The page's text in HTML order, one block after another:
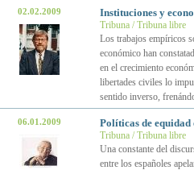
02.02.2009 Instituciones y
Tribuna / Tribuna libre
Los trabajos empíricos
económico han
en el crecimiento
libertades civiles lo
sentido inverso,
06.01.2009 Políticas de
Tribuna / Tribuna libre
Una constante del
entre los españoles